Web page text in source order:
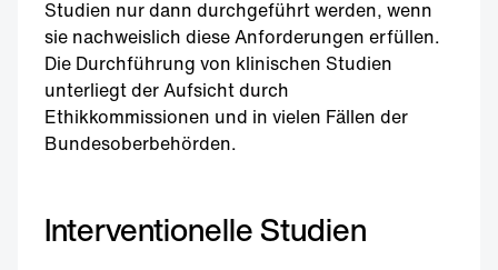
Studien nur dann durchgeführt werden, wenn
sie nachweislich diese Anforderungen erfüllen.
Die Durchführung von klinischen Studien
unterliegt der Aufsicht durch
Ethikkommissionen und in vielen Fällen der
Bundesoberbehörden.
Interventionelle Studien